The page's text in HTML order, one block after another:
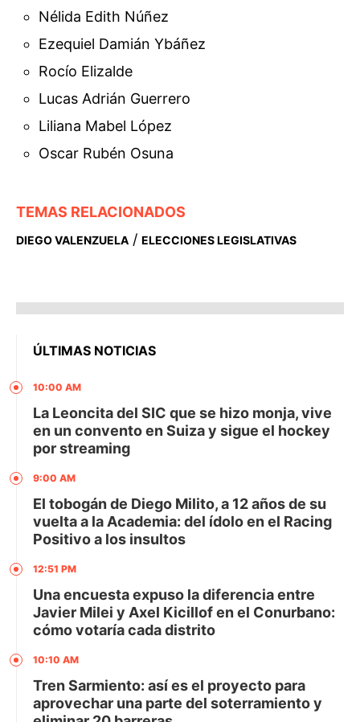
Nélida Edith Núñez
Ezequiel Damián Ybáñez
Rocío Elizalde
Lucas Adrián Guerrero
Liliana Mabel López
Oscar Rubén Osuna
TEMAS RELACIONADOS
DIEGO VALENZUELA / ELECCIONES LEGISLATIVAS
ÚLTIMAS NOTICIAS
10:00 AM
La Leoncita del SIC que se hizo monja, vive
en un convento en Suiza y sigue el hockey
por streaming
9:00 AM
El tobogán de Diego Milito, a 12 años de su
vuelta a la Academia: del ídolo en el Racing
Positivo a los insultos
12:51 PM
Una encuesta expuso la diferencia entre
Javier Milei y Axel Kicillof en el Conurbano:
cómo votaría cada distrito
10:10 AM
Tren Sarmiento: así es el proyecto para
aprovechar una parte del soterramiento y